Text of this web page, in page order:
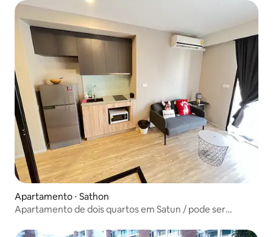
Apartamento ⋅ Sathon
Apartamento de dois quartos em Satun / pode ser